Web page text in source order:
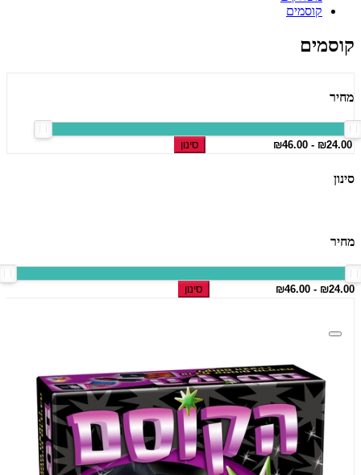
קוסמים
קוסמים
מחיר
סינון
סינון
מחיר
סינון